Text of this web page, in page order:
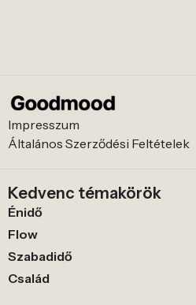
Impresszum
Általános Szerződési Feltételek
Kedvenc témakörök
Énidő
Flow
Szabadidő
Család